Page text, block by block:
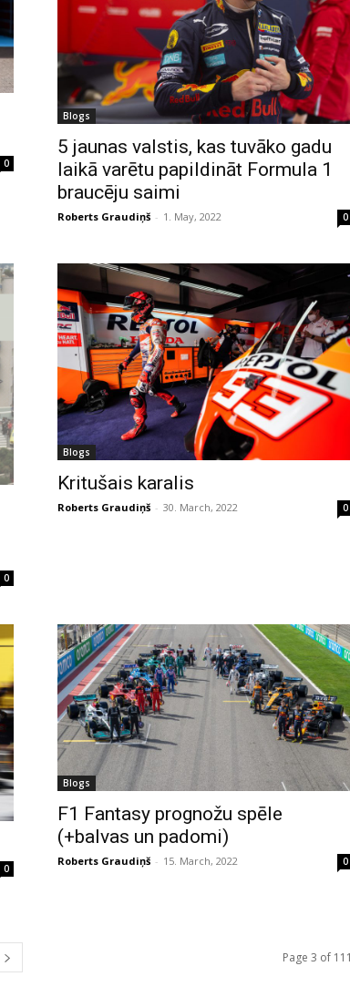
0
Blogs
5 jaunas valstis, kas tuvāko gadu
laikā varētu papildināt Formula 1
braucēju saimi
Roberts Graudiņš - 1. May, 2022 0
0
Blogs
Kritušais karalis
Roberts Graudiņš - 30. March, 2022 0
0
Blogs
F1 Fantasy prognožu spēle
(+balvas un padomi)
Roberts Graudiņš - 15. March, 2022 0
Page 3 of 111